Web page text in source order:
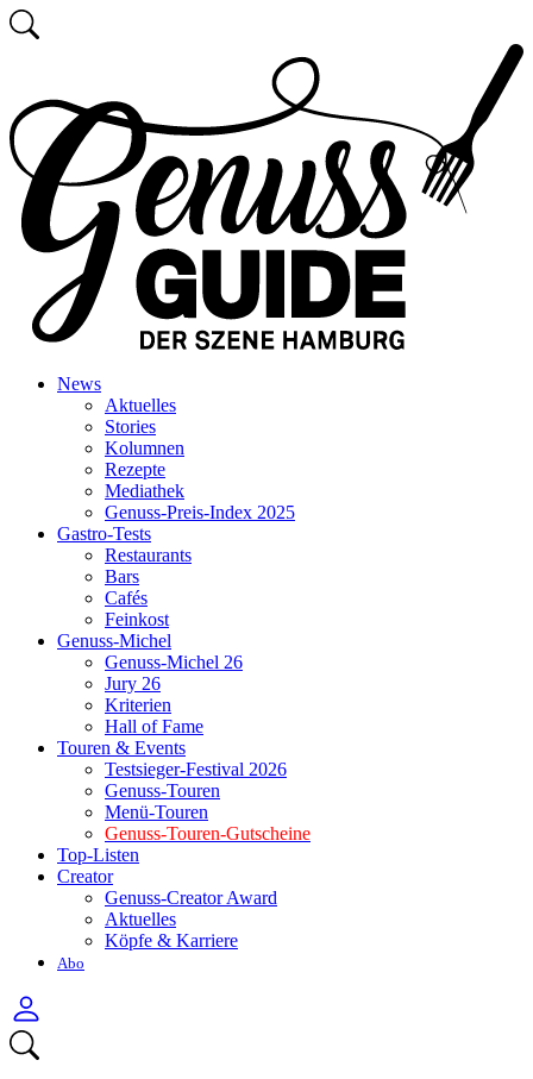
Zum
Inhalt
Suchen
Startseite
News
Aktuelles
Stories
Kolumnen
Rezepte
Mediathek
Genuss-Preis-Index 2025
Gastro-Tests
Restaurants
Bars
Cafés
Feinkost
Genuss-Michel
Genuss-Michel 26
Jury 26
Kriterien
Hall of Fame
Touren & Events
Testsieger-Festival 2026
Genuss-Touren
Menü-Touren
Genuss-Touren-Gutscheine
Top-Listen
Creator
Genuss-Creator Award
Aktuelles
Köpfe & Karriere
Abo
Anmelden
Menü
öffnen
Suchen